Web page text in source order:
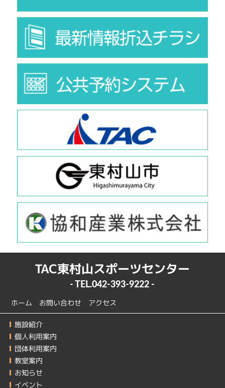
TAC東村山スポーツセンター
- TEL.042-393-9222 -
ホーム お問い合わせ アクセス
施設紹介
個人利用案内
団体利用案内
教室案内
お知らせ
イベント